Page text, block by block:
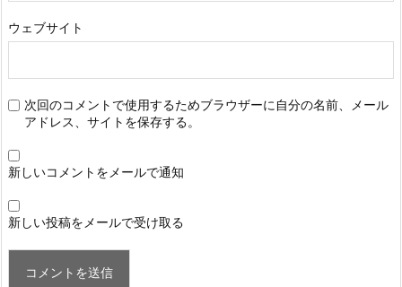
ウェブサイト
次回のコメントで使用するためブラウザーに自分の名前、メール
アドレス、サイトを保存する。
新しいコメントをメールで通知
新しい投稿をメールで受け取る